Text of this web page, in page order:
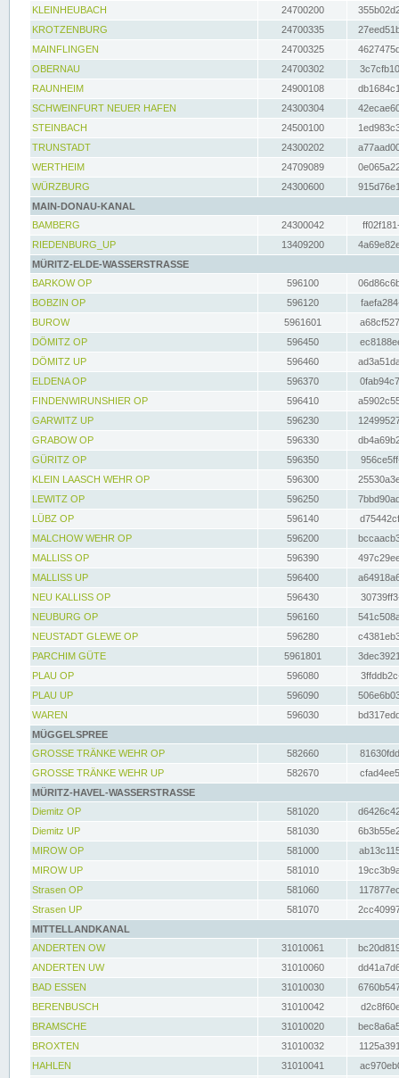
KLEINHEUBACH 24700200
KROTZENBURG
24700335
MAINFLINGEN
24700325
OBERNAU
24700302
RAUNHEIM
24900108
SCHWEINFURT NEUER HAFEN
24300304
STEINBACH
24500100
TRUNSTADT
24300202
WERTHEIM
24709089
WÜRZBURG
24300600
MAIN-DONAU-KANAL
BAMBERG
24300042
RIEDENBURG_UP
13409200
MÜRITZ-ELDE-WASSERSTRASSE
BARKOW OP
596100
BOBZIN OP
596120
BUROW
5961601
DÖMITZ OP
596450
DÖMITZ UP
596460
ELDENA OP
596370
FINDENWIRUNSHIER OP
596410
GARWITZ UP
596230
GRABOW OP
596330
GÜRITZ OP
596350
KLEIN LAASCH WEHR OP
596300
LEWITZ OP
596250
LÜBZ OP
596140
MALCHOW WEHR OP
596200
MALLISS OP
596390
MALLISS UP
596400
NEU KALLISS OP
596430
NEUBURG OP
596160
NEUSTADT GLEWE OP
596280
PARCHIM GÜTE
5961801
PLAU OP
596080
PLAU UP
596090
WAREN
596030
MÜGGELSPREE
GROSSE TRÄNKE WEHR OP
582660
GROSSE TRÄNKE WEHR UP
582670
MÜRITZ-HAVEL-WASSERSTRASSE
Diemitz OP
581020
Diemitz UP
581030
MIROW OP
581000
MIROW UP
581010
Strasen OP
581060
Strasen UP
581070
MITTELLANDKANAL
ANDERTEN OW
31010061
ANDERTEN UW
31010060
BAD ESSEN
31010030
BERENBUSCH
31010042
BRAMSCHE
31010020
BROXTEN
31010032
HAHLEN
31010041